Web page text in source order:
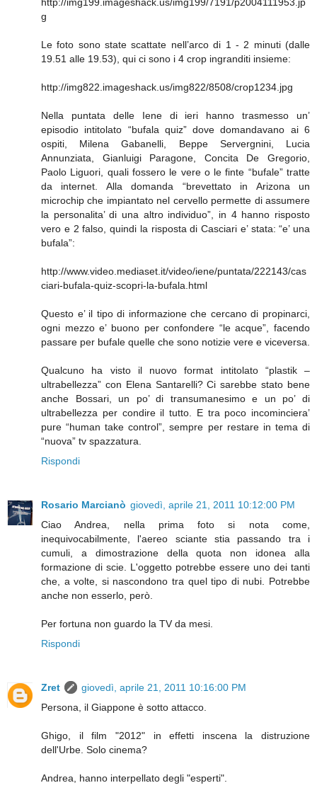
http://img199.imageshack.us/img199/7191/p2004111953.jp
g
Le foto sono state scattate nell’arco di 1 - 2 minuti (dalle
19.51 alle 19.53), qui ci sono i 4 crop ingranditi insieme:
http://img822.imageshack.us/img822/8508/crop1234.jpg
Nella puntata delle Iene di ieri hanno trasmesso un’
episodio intitolato “bufala quiz” dove domandavano ai 6
ospiti, Milena Gabanelli, Beppe Servergnini, Lucia
Annunziata, Gianluigi Paragone, Concita De Gregorio,
Paolo Liguori, quali fossero le vere o le finte “bufale” tratte
da internet. Alla domanda “brevettato in Arizona un
microchip che impiantato nel cervello permette di assumere
la personalita’ di una altro individuo”, in 4 hanno risposto
vero e 2 falso, quindi la risposta di Casciari e’ stata: “e’ una
bufala”:
http://www.video.mediaset.it/video/iene/puntata/222143/cas
ciari-bufala-quiz-scopri-la-bufala.html
Questo e’ il tipo di informazione che cercano di propinarci,
ogni mezzo e’ buono per confondere “le acque”, facendo
passare per bufale quelle che sono notizie vere e viceversa.
Qualcuno ha visto il nuovo format intitolato “plastik –
ultrabellezza” con Elena Santarelli? Ci sarebbe stato bene
anche Bossari, un po’ di transumanesimo e un po’ di
ultrabellezza per condire il tutto. E tra poco incominciera’
pure “human take control”, sempre per restare in tema di
“nuova” tv spazzatura.
Rispondi
Rosario Marcianò giovedì, aprile 21, 2011 10:12:00 PM
Ciao Andrea, nella prima foto si nota come,
inequivocabilmente, l'aereo sciante stia passando tra i
cumuli, a dimostrazione della quota non idonea alla
formazione di scie. L'oggetto potrebbe essere uno dei tanti
che, a volte, si nascondono tra quel tipo di nubi. Potrebbe
anche non esserlo, però.
Per fortuna non guardo la TV da mesi.
Rispondi
Zret
giovedì, aprile 21, 2011 10:16:00 PM
Persona, il Giappone è sotto attacco.
Ghigo, il film "2012" in effetti inscena la distruzione
dell'Urbe. Solo cinema?
Andrea, hanno interpellato degli "esperti".